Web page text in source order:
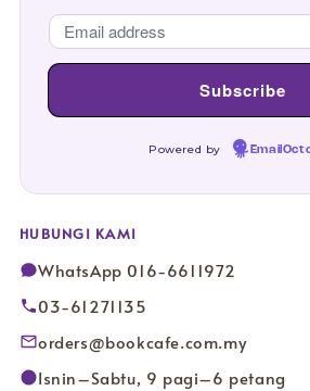
Powered by
HUBUNGI KAMI
WhatsApp 016-6611972
03-61271135
orders@bookcafe.com.my
Isnin–Sabtu, 9 pagi–6 petang